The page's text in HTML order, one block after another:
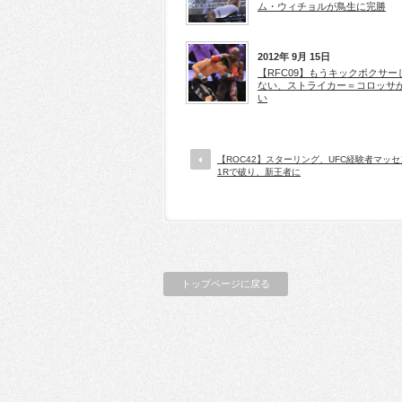
ム・ウィチョルが鳥生に完勝
2012年 9月 15日
【RFC09】もうキックボクサー
ない、ストライカー＝コロッサ
い
【ROC42】スターリング、UFC経験者マッ
1Rで破り、新王者に
トップページに戻る